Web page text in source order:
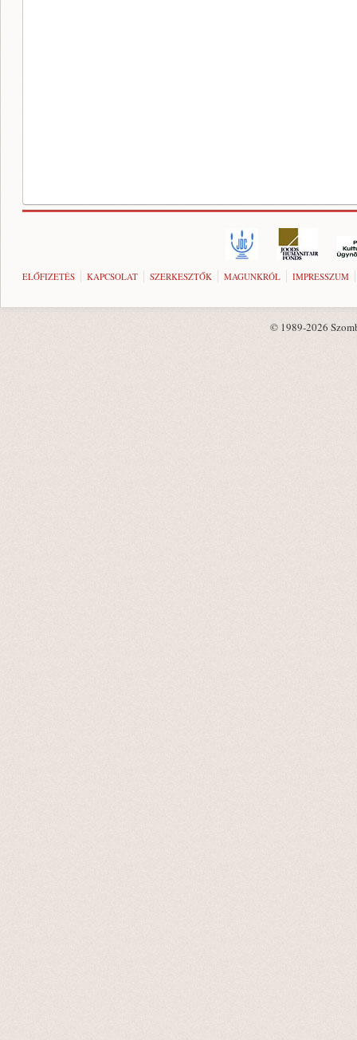
ELŐFIZETÉS KAPCSOLAT SZERKESZTŐK MAGUNKRÓL IMPRESSZUM
© 1989-2026